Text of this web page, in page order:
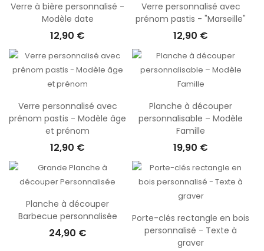
Verre à bière personnalisé -
Modèle date
12,90 €
Verre personnalisé avec
prénom pastis - "Marseille"
12,90 €
Verre personnalisé avec
prénom pastis - Modèle âge
et prénom
12,90 €
Planche à découper
personnalisable – Modèle
Famille
19,90 €
Planche à découper
Barbecue personnalisée
24,90 €
Porte-clés rectangle en bois
personnalisé - Texte à
graver